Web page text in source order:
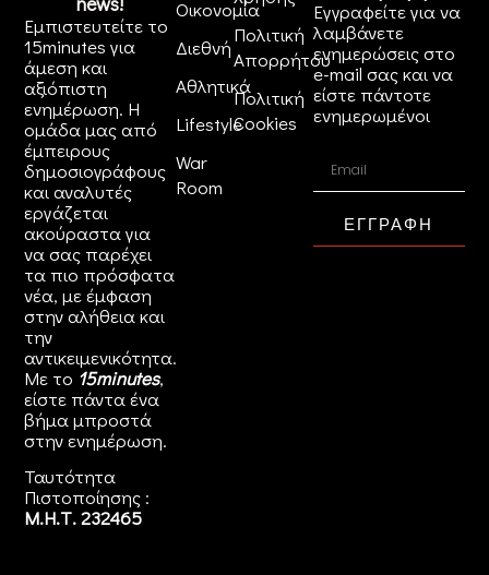
Εμπιστευτείτε το
15minutes για
άμεση και
αξιόπιστη
ενημέρωση. Η
ομάδα μας από
έμπειρους
δημοσιογράφους
και αναλυτές
εργάζεται
ακούραστα για
να σας παρέχει
τα πιο πρόσφατα
νέα, με έμφαση
στην αλήθεια και
την
αντικειμενικότητα.
Με το 15minutes,
είστε πάντα ένα
βήμα μπροστά
στηνενημέρωση.
Ταυτότητα
Πιστοποίησης :
Μ.Η.Τ. 232465
Οικονομία
Διεθνή
Αθλητικά
Lifestyle
War
Room
Πολιτική
Απορρήτου
Πολιτική
Cookies
Εγγραφείτε για να
λαμβάνετε
ενημερώσεις στο
e-mail σας και να
είστε πάντοτε
ενημερωμένοι
ΕΓΓΡΑΦΗ